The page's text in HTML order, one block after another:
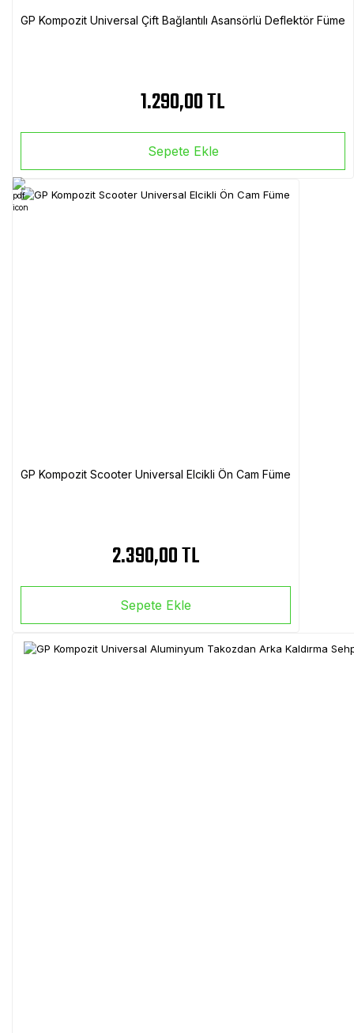
GP Kompozit Universal Çift Bağlantılı Asansörlü Deflektör Füme
1.290,00 TL
Sepete Ekle
GP Kompozit Scooter Universal Elcikli Ön Cam Füme
2.390,00 TL
Sepete Ekle